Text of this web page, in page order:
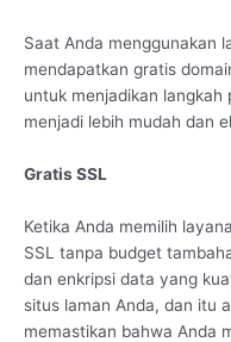
Saat Anda menggunakan
mendapatkan gratis
untuk menjadikan langkah
menjadi lebih mudah dan
Gratis SSL
Ketika Anda memilih
SSL tanpa budget
dan enkripsi data yang
situs laman Anda, dan itu
memastikan bahwa Anda